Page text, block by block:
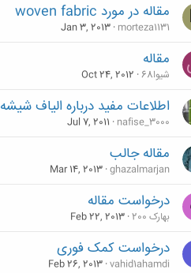
مقاله در مورد woven fabric
morteza1131
Jan 3, 2013
مقاله
شیوا68 Oct 24, 2012
اطلاعات مفید درباره الیاف شیشه
nafise_3000
Jul 7, 2011
مقاله جالب
ghazalmarjan
Mar 14, 2013
درخواست مقاله
بهارک 200 Feb 22, 2013
درخواست کمک فوری
vahid1ahamdi
Feb 26, 2013